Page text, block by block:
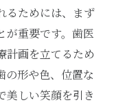
るためには、まず
が重要です。歯医
計画を立てるため
の形や色、位置な
美しい笑顔を引き